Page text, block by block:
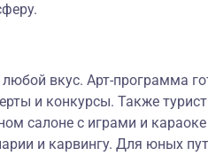
вкус. Арт-программа
и конкурсы. Также
салоне с играми и
и карвингу. Для юных